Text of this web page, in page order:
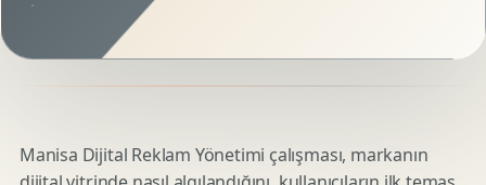
Manisa Dijital Reklam Yönetimi çalışması, markanın